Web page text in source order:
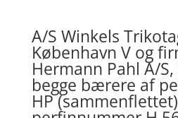
A/S Winkels
København V og
Hermann Pahl A/
begge bærere af
HP (sammenflettet)